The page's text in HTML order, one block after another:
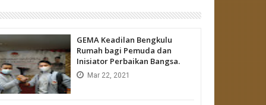
GEMA Keadilan Bengkulu
Rumah bagi Pemuda dan
Inisiator Perbaikan Bangsa.
Mar 22, 2021